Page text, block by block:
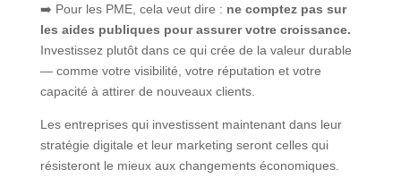
➡️ Pour les PME, cela veut dire : ne comptez pas sur
les aides publiques pour assurer votre croissance.
Investissez plutôt dans ce qui crée de la valeur durable
— comme votre visibilité, votre réputation et votre
capacité à attirer de nouveaux clients.
Les entreprises qui investissent maintenant dans leur
stratégie digitale et leur marketing seront celles qui
résisteront le mieux aux changements économiques.